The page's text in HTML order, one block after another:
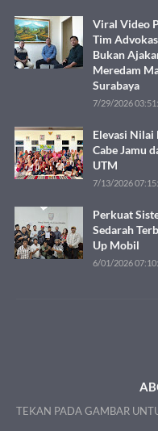
Viral Video
Tim
Bukan
Meredam
Surabaya
7/29/2026
Elevasi Nilai
Cabe Jamu
UTM
7/13/2026
Perkuat
Sedarah
Up Mobil
6/01/2026
TEKAN PADA GAMBAR